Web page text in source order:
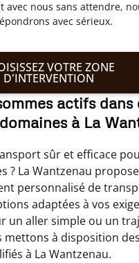
avec nous sans attendre,
avec sérieux.
VOTRE ZONE
D'INTERVENTION
actifs dans
à La
sûr et efficace
? La Wantzenau
personnalisé de
adaptées à vos
un aller simple ou un
à disposition des
à La Wantzenau.